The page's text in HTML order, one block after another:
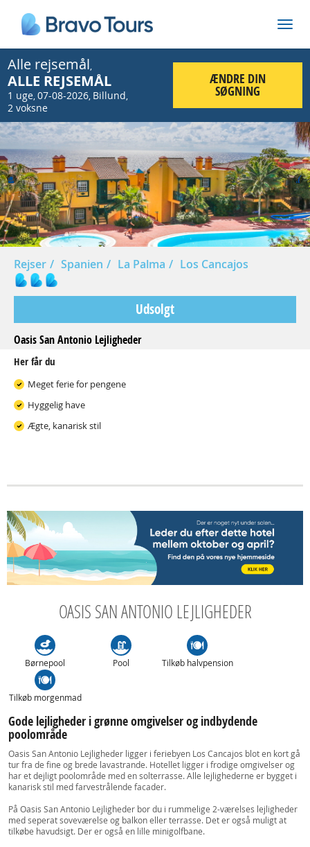
Alle rejsemål,
ALLE REJSEMÅL
1 uge,07-08-2026, Billund,
2 voksne
ÆNDRE DIN
SØGNING
Prev
Rejser Spanien La Palma Los Cancajos
Udsolgt
Oasis San Antonio Lejligheder
Her får du
Meget ferie for pengene
Hyggelig have
Ægte, kanarisk stil
OASIS SAN ANTONIO LEJLIGHEDER
Børnepool Pool Tilkøb halvpension
Tilkøb morgenmad
Gode lejligheder i grønne omgivelser og indbydende
poolområde
Oasis San Antonio Lejligheder ligger i feriebyen Los Cancajos blot en kort gå
tur fra de fine og brede lavastrande. Hotellet ligger i frodige omgivelser og
har et dejligt poolområde med en solterrasse. Alle lejlighederne er bygget i
kanarisk stil med farvestrålende facader.
På Oasis San Antonio Lejligheder bor du i rummelige 2-værelses lejligheder
med seperat soveværelse og balkon eller terrasse. Det er også muligt at
tilkøbe havudsigt. Der er også en lille minigolfbane.